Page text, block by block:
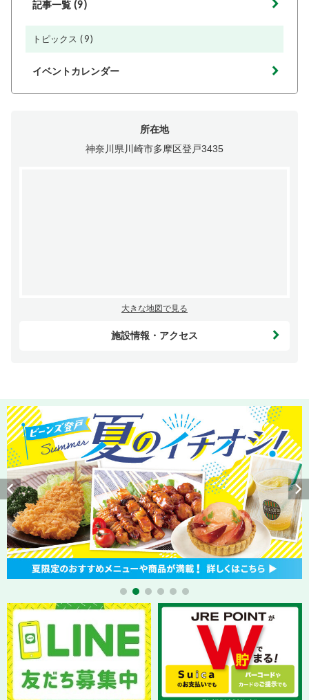
記事一覧 (9)
トピックス (9)
イベントカレンダー
所在地
神奈川県川崎市多摩区登戸3435
大きな地図で見る
施設情報・アクセス